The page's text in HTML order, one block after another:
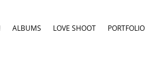
ALBUMS LOVE SHOOT PORTFOLIO